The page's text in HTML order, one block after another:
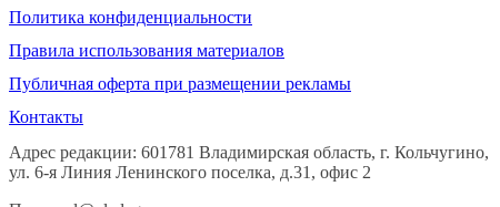
Политика конфиденциальности
Правила использования материалов
Публичная оферта при размещении рекламы
Контакты
Адрес редакции: 601781 Владимирская область, г. Кольчугино,
ул. 6-я Линия Ленинского поселка, д.31, офис 2